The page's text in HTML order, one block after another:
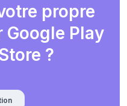
propre
Play
?